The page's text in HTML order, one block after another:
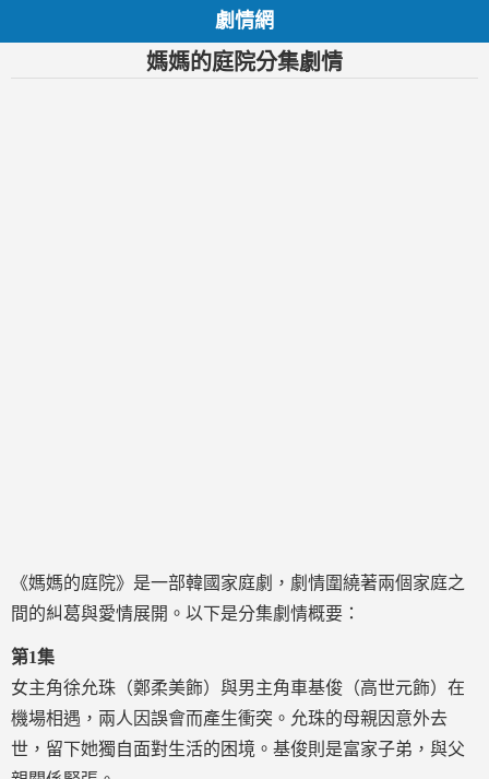
劇情網
媽媽的庭院分集劇情
《媽媽的庭院》是一部韓國家庭劇，劇情圍繞著兩個家庭之
間的糾葛與愛情展開。以下是分集劇情概要：
第1集
女主角徐允珠（鄭柔美飾）與男主角車基俊（高世元飾）在
機場相遇，兩人因誤會而產生衝突。允珠的母親因意外去
世，留下她獨自面對生活的困境。基俊則是富家子弟，與父